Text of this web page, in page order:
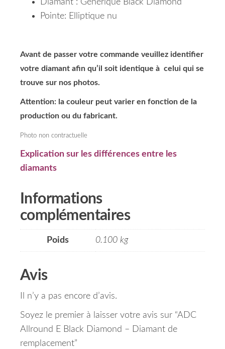
Diamant : Générique Black Diamond
Pointe: Elliptique nu
Avant de passer votre commande veuillez identifier
votre diamant afin qu’il soit identique à celui qui se
trouve sur nos photos.
Attention: la couleur peut varier en fonction de la
production ou du fabricant.
Photo non contractuelle
Explication sur les différences entre les
diamants
Informations
complémentaires
Poids 0.100 kg
Avis
Il n’y a pas encore d’avis.
Soyez le premier à laisser votre avis sur “ADC
Allround E Black Diamond – Diamant de
remplacement”